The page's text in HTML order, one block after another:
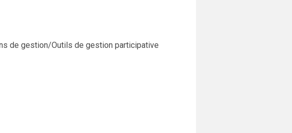
de gestion/Outils de gestion participative